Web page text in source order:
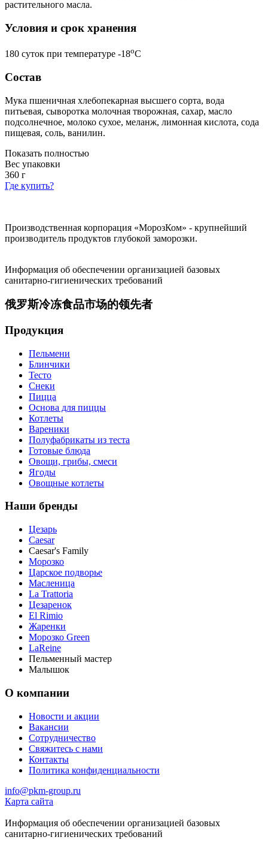
растительного масла.
Условия и срок хранения
180 суток при температуре -18oС
Состав
Мука пшеничная хлебопекарная высшего сорта, вода
питьевая, сыворотка молочная творожная, сахар, масло
подсолнечное, молоко сухое, меланж, лимонная кислота, сода
пищевая, соль, ванилин.
Показать полностью
Вес упаковки
360 г
Где купить?
Производственная корпорация «МорозКом» - крупнейший
производитель продуктов глубокой заморозки.
Информация об обеспечении организацией базовых
санитарно-гигиенических требований
俄罗斯冷冻食品市场的领先者
Продукция
Пельмени
Блинчики
Тесто
Снеки
Пицца
Основа для пиццы
Котлеты
Вареники
Полуфабрикаты из теста
Готовые блюда
Овощи, грибы, смеси
Ягоды
Овощные котлеты
Наши бренды
Цезарь
Caesar
Caesar's Family
Морозко
Царское подворье
Масленица
La Trattoria
Цезаренок
El Rimio
Жаренки
Морозко Green
LaReine
Пельменный мастер
Малышок
О компании
Новости и акции
Вакансии
Сотрудничество
Свяжитесь с нами
Контакты
Политика конфиденциальности
info@pkm-group.ru
Карта сайта
Информация об обеспечении организацией базовых
санитарно-гигиенических требований